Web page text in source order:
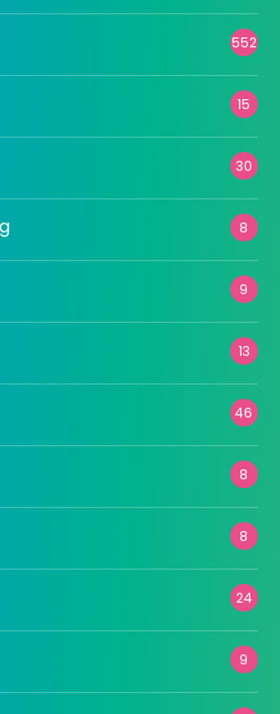
552
15
30
8
9
13
46
8
8
24
9